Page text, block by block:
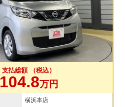
支払総額 （税込）
109.8万円
大和店